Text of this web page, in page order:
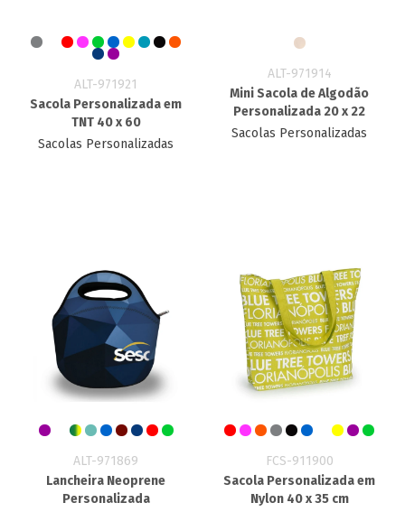
ALT-971921
Sacola Personalizada em
TNT 40 x 60
Sacolas Personalizadas
ALT-971914
Mini Sacola de Algodão
Personalizada 20 x 22
Sacolas Personalizadas
ALT-971869
Lancheira Neoprene
Personalizada
FCS-911900
Sacola Personalizada em
Nylon 40 x 35 cm